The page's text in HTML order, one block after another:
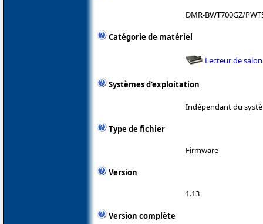
DMR-BWT700GZ/
Catégorie de matériel
Lecteur de salon
Systèmes d'exploitation
Indépendant du
Type de fichier
Firmware
Version
1.13
Version complète